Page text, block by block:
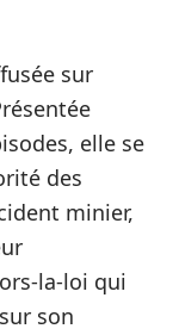
sur
elle se
des
minier,
la-loi qui
son